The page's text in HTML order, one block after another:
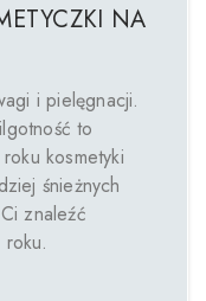
NA
i pielęgnacji.
to
kosmetyki
śnieżnych
znaleźć